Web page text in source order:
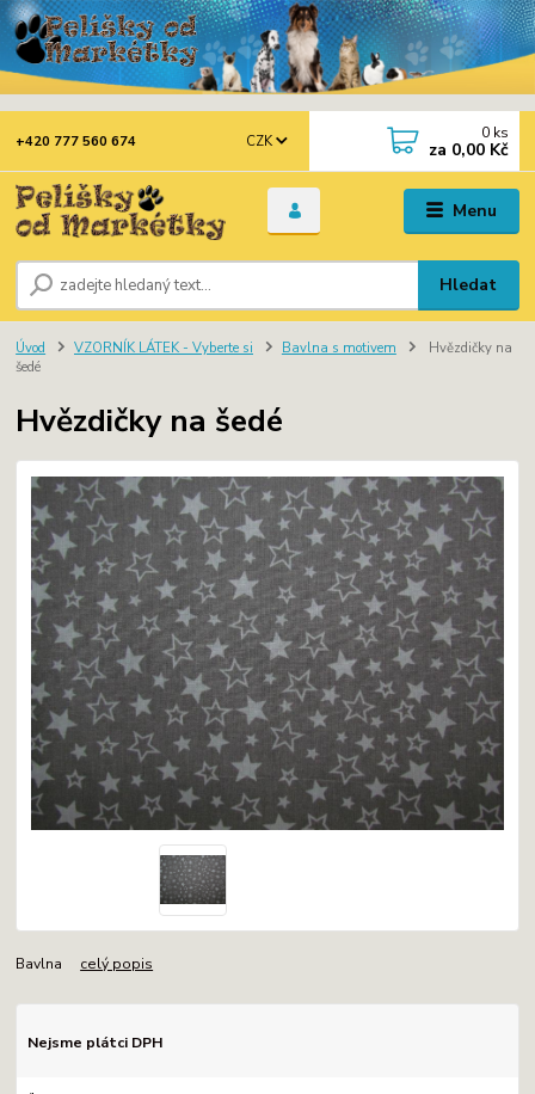
Menu
CZK
Hledat
+420 777 560 674 0 ks
za 0,00 Kč
Úvod VZORNÍK LÁTEK - Vyberte si Bavlna s motivem
Hvězdičky na
šedé
Hvězdičky na šedé
Bavlna celý popis
Nejsme plátci DPH